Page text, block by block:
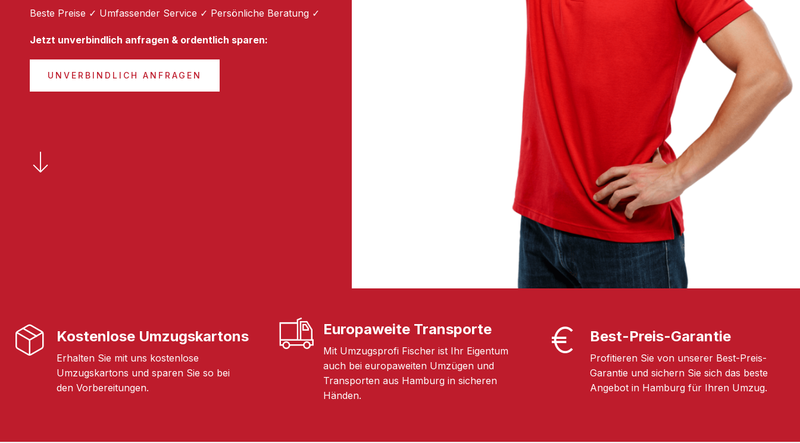
Beste Preise ✓ Umfassender Service ✓ Persönliche Beratung ✓
Jetzt unverbindlich anfragen & ordentlich sparen:
UNVERBINDLICH ANFRAGEN
Kostenlose Umzugskartons
Erhalten Sie mit uns kostenlose
Umzugskartons und sparen Sie so bei
den Vorbereitungen.
Europaweite Transporte
Mit Umzugsprofi Fischer ist Ihr Eigentum
auch bei europaweiten Umzügen und
Transporten aus Hamburg in sicheren
Händen.
Best-Preis-Garantie
Profitieren Sie von unserer Best-Preis-
Garantie und sichern Sie sich das beste
Angebot in Hamburg für Ihren Umzug.